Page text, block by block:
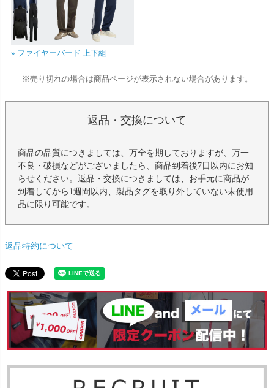
» ファイヤーバード 上下組
※売り切れの場合は商品ページが表示されない場合があります。
返品・交換について
商品の品質につきましては、万全を期しておりますが、万一
不良・破損などがございましたら、商品到着後7日以内にお知
らせください。返品・交換につきましては、お手元に商品が
到着してから1週間以内、製品タグを取り外していない未使用
品に限り可能です。
返品特約について